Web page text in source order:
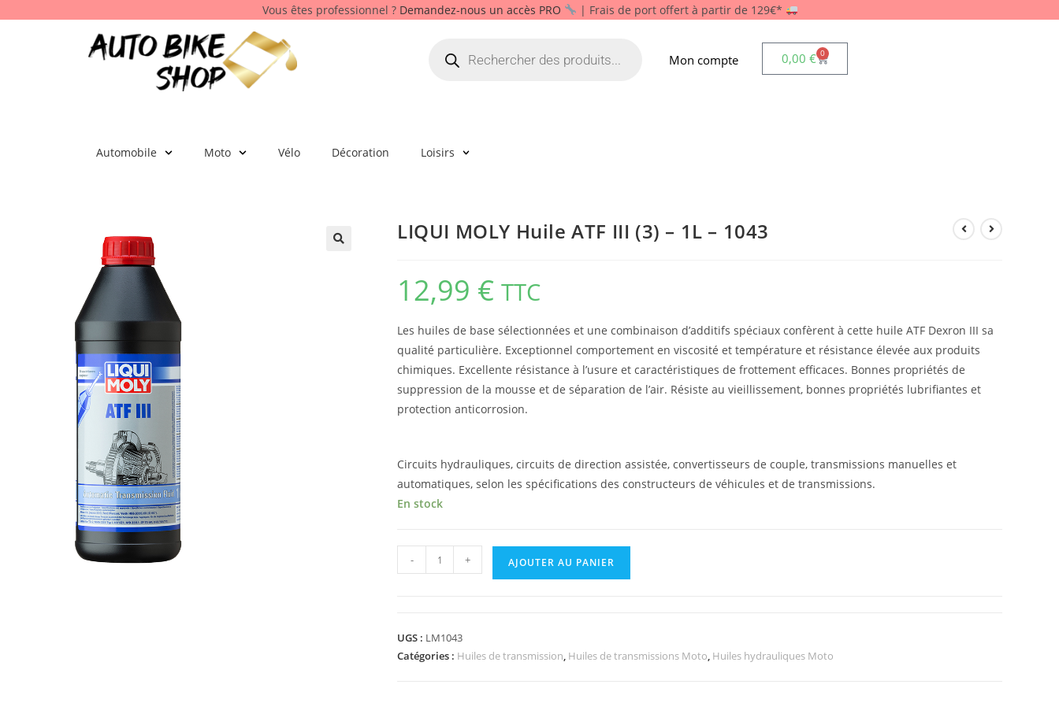
Vous êtes professionnel ? Demandez-nous un accès PRO | Frais de port offert à partir de 129€*
Mon compte 0,00 € 0
Automobile Moto Vélo Décoration Loisirs
LIQUI MOLY Huile ATF III (3) – 1L – 1043
12,99 € TTC
Les huiles de base sélectionnées et une combinaison d’additifs spéciaux confèrent à cette huile ATF Dexron III sa
qualité particulière. Exceptionnel comportement en viscosité et température et résistance élevée aux produits
chimiques. Excellente résistance à l’usure et caractéristiques de frottement efficaces. Bonnes propriétés de
suppression de la mousse et de séparation de l’air. Résiste au vieillissement, bonnes propriétés lubrifiantes et
protection anticorrosion.
Circuits hydrauliques, circuits de direction assistée, convertisseurs de couple, transmissions manuelles et
automatiques, selon les spécifications des constructeurs de véhicules et de transmissions.
En stock
- + AJOUTER AU PANIER
UGS : LM1043
Catégories : Huiles de transmission, Huiles de transmissions Moto, Huiles hydrauliques Moto